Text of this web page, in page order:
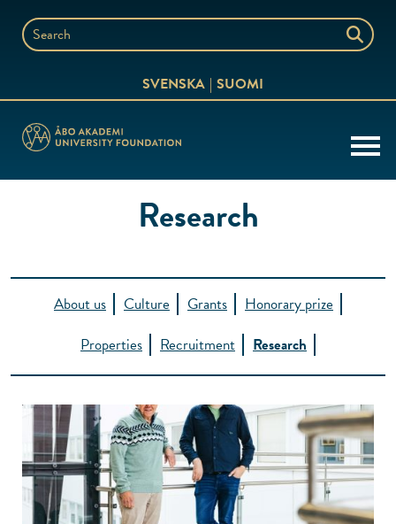
contentSearch
SVENSKA SUOMI
Research
About us Culture Grants
Honorary prize
Properties
Recruitment Research